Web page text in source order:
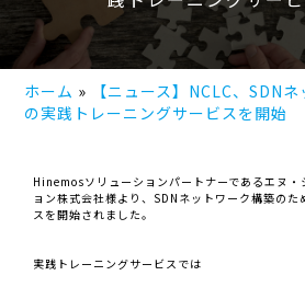
ホーム
【ニュース】NCLC、SDN
の実践トレーニングサービスを開始
Hinemosソリューションパートナーであるエヌ・
ョン株式会社様より、SDNネットワーク構築の
スを開始されました。
実践トレーニングサービスでは